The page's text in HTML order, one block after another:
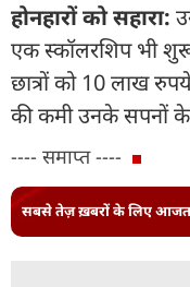
होनहारों को सहारा:
एक स्कॉलरशिप भी
छात्रों को 10 लाख
की कमी उनके सपनों
---- समाप्त ----
सबसे तेज़ ख़बरों के लिए